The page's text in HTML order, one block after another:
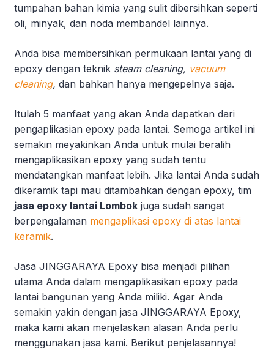
tumpahan bahan kimia yang sulit dibersihkan seperti
oli, minyak, dan noda membandel lainnya.
Anda bisa membersihkan permukaan lantai yang di
epoxy dengan teknik steam cleaning, vacuum
cleaning, dan bahkan hanya mengepelnya saja.
Itulah 5 manfaat yang akan Anda dapatkan dari
pengaplikasian epoxy pada lantai. Semoga artikel ini
semakin meyakinkan Anda untuk mulai beralih
mengaplikasikan epoxy yang sudah tentu
mendatangkan manfaat lebih. Jika lantai Anda sudah
dikeramik tapi mau ditambahkan dengan epoxy, tim
jasa epoxy lantai Lombok juga sudah sangat
berpengalaman mengaplikasi epoxy di atas lantai
keramik.
Jasa JINGGARAYA Epoxy bisa menjadi pilihan
utama Anda dalam mengaplikasikan epoxy pada
lantai bangunan yang Anda miliki. Agar Anda
semakin yakin dengan jasa JINGGARAYA Epoxy,
maka kami akan menjelaskan alasan Anda perlu
menggunakan jasa kami. Berikut penjelasannya!